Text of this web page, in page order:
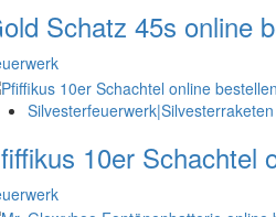
Schatz 45s online
Silvesterfeuerwerk|Silvesterraketen
10er Schachtel